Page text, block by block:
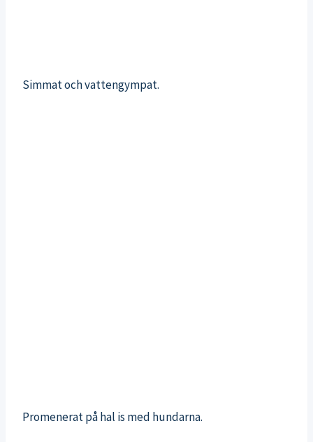
Simmat och vattengympat.
Promenerat på hal is med hundarna.